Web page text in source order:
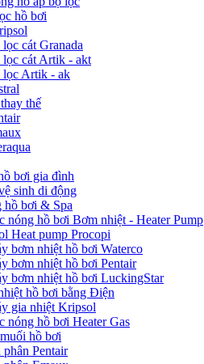
hồ bơi
cát Granada
lọc cát Artik - akt
lọc Artik - ak
thế
bơi gia đình
sinh di động
hồ bơi & Spa
nóng hồ bơi Bơm nhiệt - Heater Pump
Heat pump Procopi
bơm nhiệt hồ bơi Waterco
bơm nhiệt hồ bơi Pentair
bơm nhiệt hồ bơi LuckingStar
hồ bơi bằng Điện
gia nhiệt Kripsol
nóng hồ bơi Heater Gas
hồ bơi
Pentair